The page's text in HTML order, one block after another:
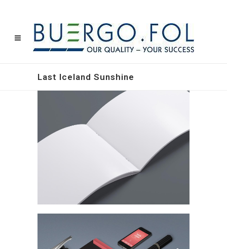
Last Iceland Sunshine